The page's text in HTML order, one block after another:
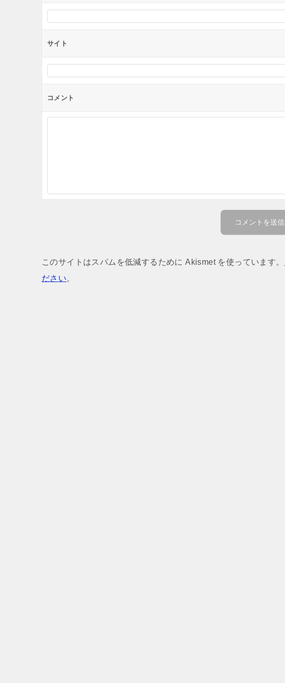
サイト
コメント
このサイトはスパムを低減するために Akismet を使っています。
ださい。